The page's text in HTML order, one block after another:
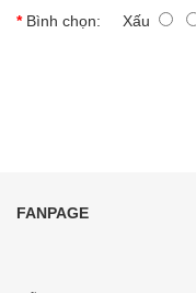
Bình chọn: Xấu
FANPAGE